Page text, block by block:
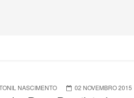
NASCIMENTO 02 NOVEMBRO 2015